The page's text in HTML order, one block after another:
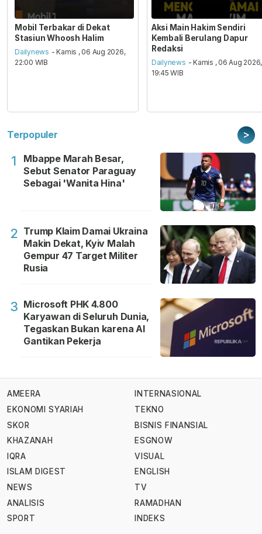
Mobil Terbakar di Dekat
Stasiun Whoosh Halim
Dailynews - Kamis , 06 Aug 2026,
22:00 WIB
Aksi Main Hakim Sendiri
Kembali Berulang Dapur
Redaksi
Dailynews - Kamis , 06 Aug 2026,
19:45 WIB
Terpopuler >
1
Mbappe Marah Besar,
Sebut Senator Paraguay
Sebagai 'Wanita Hina'
2 Trump Klaim Damai Ukraina
Makin Dekat, Kyiv Malah
Gempur 47 Target Militer
Rusia
3 Microsoft PHK 4.800
Karyawan di Seluruh Dunia,
Tegaskan Bukan karena AI
Gantikan Pekerja
AMEERA
EKONOMI SYARIAH
SKOR
KHAZANAH
IQRA
ISLAM DIGEST
NEWS
ANALISIS
SPORT
INTERNASIONAL
TEKNO
BISNIS FINANSIAL
ESGNOW
VISUAL
ENGLISH
TV
RAMADHAN
INDEKS